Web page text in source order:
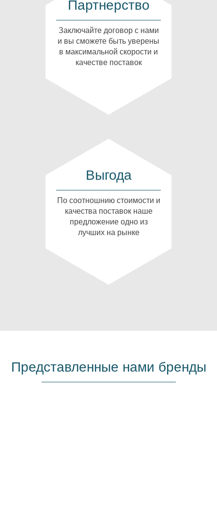
Партнерство
Заключайте договор с нами
и вы сможете быть уверены
в максимальной скорости и
качестве поставок
Выгода
По соотношнию стоимости и
качества поставок наше
предложение одно из
лучших на рынке
Представленные нами бренды